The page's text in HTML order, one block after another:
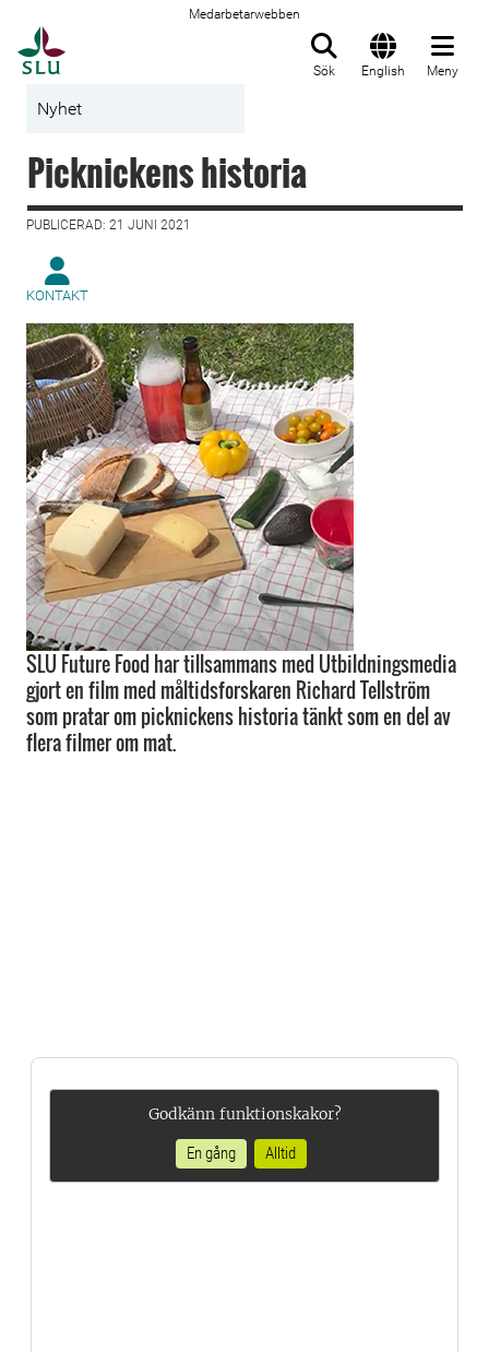
Medarbetarwebben
Sök English Meny
Nyhet
Picknickens historia
PUBLICERAD: 21 JUNI 2021
KONTAKT
SLU Future Food har tillsammans med Utbildningsmedia
gjort en film med måltidsforskaren Richard Tellström
som pratar om picknickens historia tänkt som en del av
flera filmer om mat.
Godkänn funktionskakor?
En gång
Alltid